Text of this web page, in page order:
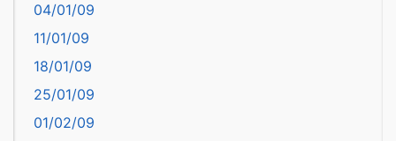
Bartın
başkentler
Batman
Bayburt
Bilecik
04/01/09
11/01/09
18/01/09
25/01/09
01/02/09